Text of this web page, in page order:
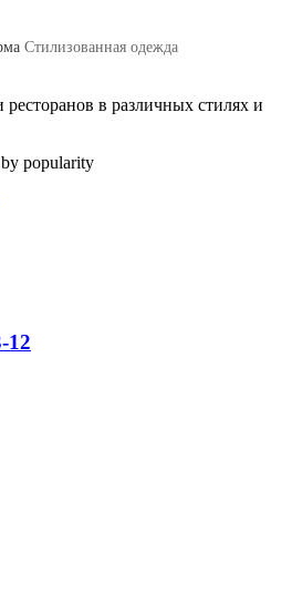
Стилизованная одежда
в различных стилях и
popularity
12